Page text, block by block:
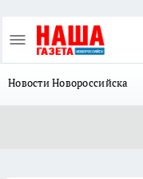
Новости Новороссийска